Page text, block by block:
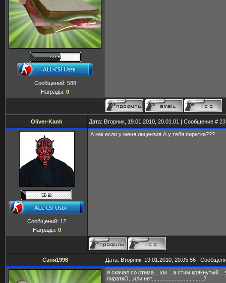
Сообщений: 588
Награды: 0
Oliver-Kanh Дата: Вторник, 19.01.2010, 20.01.01 | Сообщение # 23
Сообщений: 12
Награды: 0
А как если у меня лицензия А у тебя пиратка???
Саня1996 Дата: Вторник, 19.01.2010, 20.05.56 |
я скачал со стима... хм... а стим крякнутый...
пираткО...или нет..................................?